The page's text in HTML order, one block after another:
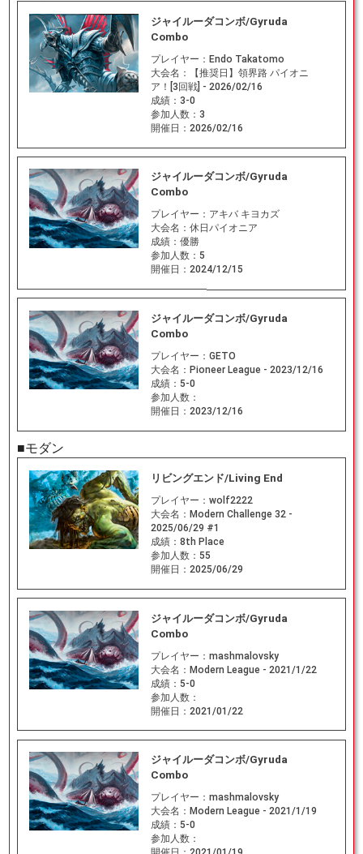
ジャイルーダコンボ/Gyruda
Combo
プレイヤー： Endo Takatomo
大会名：
【推奨日】領界路 パイオニ
ア！[3回戦] - 2026/02/16
成績： 3-0
参加人数： 3
開催日： 2026/02/16
ジャイルーダコンボ/Gyruda
Combo
プレイヤー： アキバ キヨカズ
大会名： 休日パイオニア
成績： 優勝
参加人数： 5
開催日： 2024/12/15
ジャイルーダコンボ/Gyruda
Combo
プレイヤー： GETO
大会名： Pioneer League - 2023/12/16
成績： 5-0
参加人数：
開催日： 2023/12/16
■モダン
リビングエンド/Living End
プレイヤー： wolf2222
大会名： Modern Challenge 32 -
2025/06/29 #1
成績： 8th Place
参加人数： 55
開催日： 2025/06/29
ジャイルーダコンボ/Gyruda
Combo
プレイヤー： mashmalovsky
大会名： Modern League - 2021/1/22
成績： 5-0
参加人数：
開催日： 2021/01/22
ジャイルーダコンボ/Gyruda
Combo
プレイヤー： mashmalovsky
大会名： Modern League - 2021/1/19
成績： 5-0
参加人数：